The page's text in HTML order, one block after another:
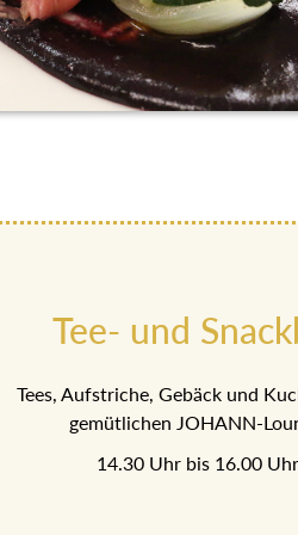
Tee- und
Tees, Aufstriche, Gebäck und
gemütlichen JOHANN-
14.30 Uhr bis 16.00 Uhr